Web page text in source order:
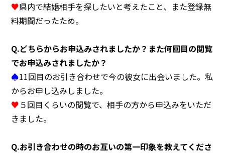
◯センターへのアクセス ◯お問い合わせ
♥県内で結婚相手を探したいと考えたこと、また登録無
料期間だったため。
Q.どちらからお申込みされましたか？また何回目の閲覧
でお申込みされましたか？
♠11回目のお引き合わせで今の彼女に出会いました。私
からお申し込みしました。
♥ ５回目くらいの閲覧で、相手の方から申込みをいただ
きました。
Q.お引き合わせの時のお互いの第一印象を教えてくださ